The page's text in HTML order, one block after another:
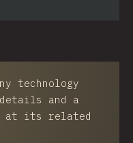
technology
and a
at its related